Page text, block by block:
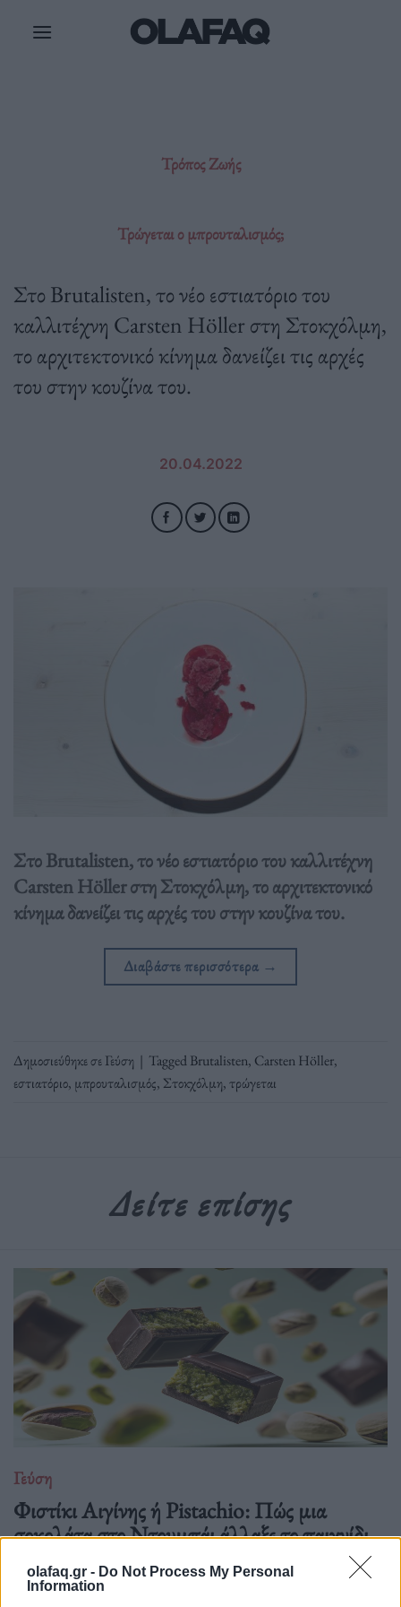
olafaq.gr - Do Not Process My Personal
Information
Τρόπος Ζωής
Τρώγεται ο μπρουταλισμός;
Στο Brutalisten, το νέο εστιατόριο του
καλλιτέχνη Carsten Höller στη Στοκχόλμη,
το αρχιτεκτονικό κίνημα δανείζει τις αρχές
του στην κουζίνα του.
20.04.2022
Στο Brutalisten, το νέο εστιατόριο του καλλιτέχνη
Carsten Höller στη Στοκχόλμη, το αρχιτεκτονικό
κίνημα δανείζει τις αρχές του στην κουζίνα του.
Διαβάστε περισσότερα →
Δημοσιεύθηκε σεΓεύση | TaggedBrutalisten, Carsten Höller,
εστιατόριο, μπρουταλισμός, Στοκχόλμη,τρώγεται
Δείτε επίσης
Γεύση
Φιστίκι Αιγίνης ή Pistachio: Πώς μια
σοκολάτα στο Ντουμπάι άλλαξε το παιχνίδι
04.10.25